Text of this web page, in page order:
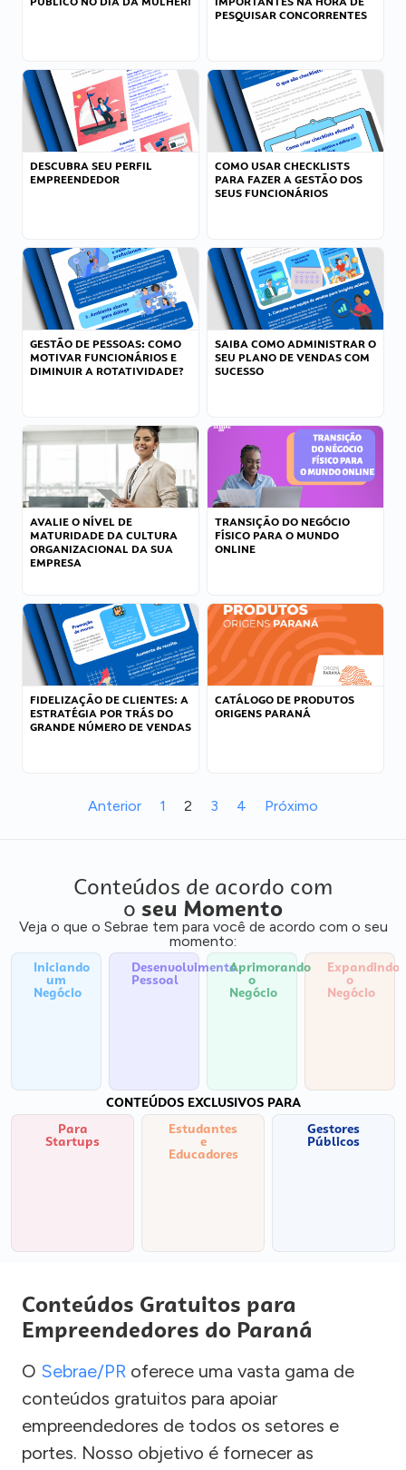
PESQUISAR CONCORRENTES
DESCUBRA SEU PERFIL
EMPREENDEDOR
COMO USAR CHECKLISTS
PARA FAZER A GESTÃO DOS
SEUS FUNCIONÁRIOS
GESTÃO DE PESSOAS: COMO
MOTIVAR FUNCIONÁRIOS E
DIMINUIR A ROTATIVIDADE?
SAIBA COMO ADMINISTRAR O
SEU PLANO DE VENDAS COM
SUCESSO
AVALIE O NÍVEL DE
MATURIDADE DA CULTURA
ORGANIZACIONAL DA SUA
EMPRESA
TRANSIÇÃO DO NEGÓCIO
FÍSICO PARA O MUNDO
ONLINE
FIDELIZAÇÃO DE CLIENTES: A
ESTRATÉGIA POR TRÁS DO
GRANDE NÚMERO DE VENDAS
CATÁLOGO DE PRODUTOS
ORIGENS PARANÁ
Anterior 1 2 3 4 Próximo
Conteúdos de acordo com
o seu Momento
Veja o que o Sebrae tem para você de acordo com o seu
momento:
Iniciando
um
Negócio
Desenvolvimento
Pessoal
Aprimorando
o
Negócio
Expandindo
o
Negócio
CONTEÚDOS EXCLUSIVOS PARA
Para
Startups
Estudantes
e
Educadores
Gestores
Públicos
Conteúdos Gratuitos para
Empreendedores do Paraná
O Sebrae/PR oferece uma vasta gama de
conteúdos gratuitos para apoiar
empreendedores de todos os setores e
portes. Nosso objetivo é fornecer as